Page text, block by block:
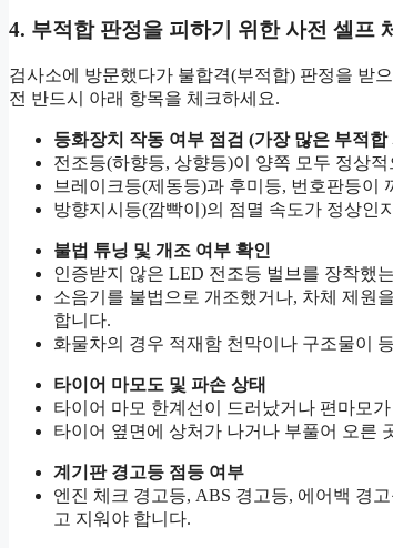
4. 부적합 판정을 피하기 위한 사전 셀프
검사소에 방문했다가 불합격(부적합) 판정을 받
전 반드시 아래 항목을 체크하세요.
등화장치 작동 여부 점검 (가장 많은 부적합
전조등(하향등, 상향등)이 양쪽 모두 정상
브레이크등(제동등)과 후미등, 번호판등이
방향지시등(깜빡이)의 점멸 속도가 정상인
불법 튜닝 및 개조 여부 확인
인증받지 않은 LED 전조등 벌브를 장착했
소음기를 불법으로 개조했거나, 차체 제원
합니다.
화물차의 경우 적재함 천막이나 구조물이
타이어 마모도 및 파손 상태
타이어 마모 한계선이 드러났거나 편마모
타이어 옆면에 상처가 나거나 부풀어 오른
계기판 경고등 점등 여부
엔진 체크 경고등, ABS 경고등, 에어백 경
고 지워야 합니다.